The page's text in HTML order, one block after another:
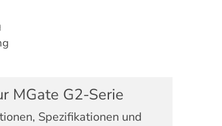
MGate G2-Serie
Spezifikationen und